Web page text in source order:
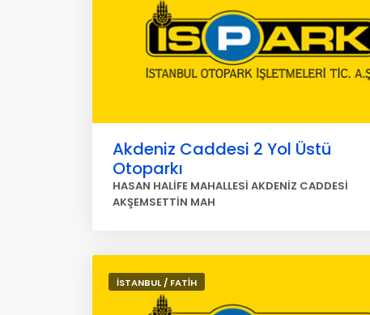
Akdeniz Caddesi 2 Yol Üstü
Otoparkı
HASAN HALİFE MAHALLESİ AKDENİZ CADDESİ
AKŞEMSETTİN MAH
İSTANBUL / FATİH